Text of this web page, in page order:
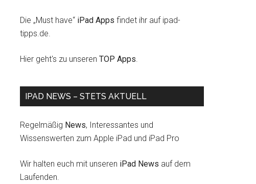
Die „Must have“ iPad Apps findet ihr auf ipad-
tipps.de.
Hier geht's zu unseren TOP Apps.
IPAD NEWS – STETS AKTUELL
Regelmäßig News, Interessantes und
Wissenswerten zum Apple iPad und iPad Pro
Wir halten euch mit unseren iPad News auf dem
Laufenden.